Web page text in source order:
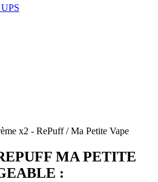
x2 - RePuff / Ma Petite Vape
MA PETITE
: